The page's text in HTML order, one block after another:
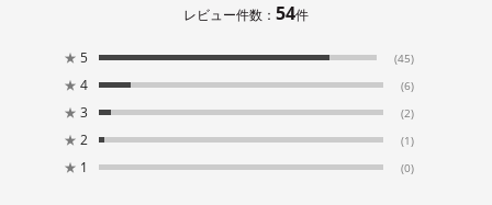
レビュー件数： 54件
★ 5 (45)
★ 4 (6)
★ 3 (2)
★ 2 (1)
★ 1 (0)